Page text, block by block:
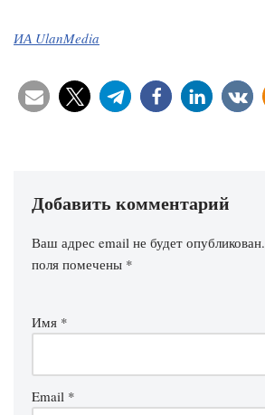
ИА UlanMedia
Добавить комментарий
Ваш адрес email не будет опубликован.
поля помечены *
Имя *
Email *